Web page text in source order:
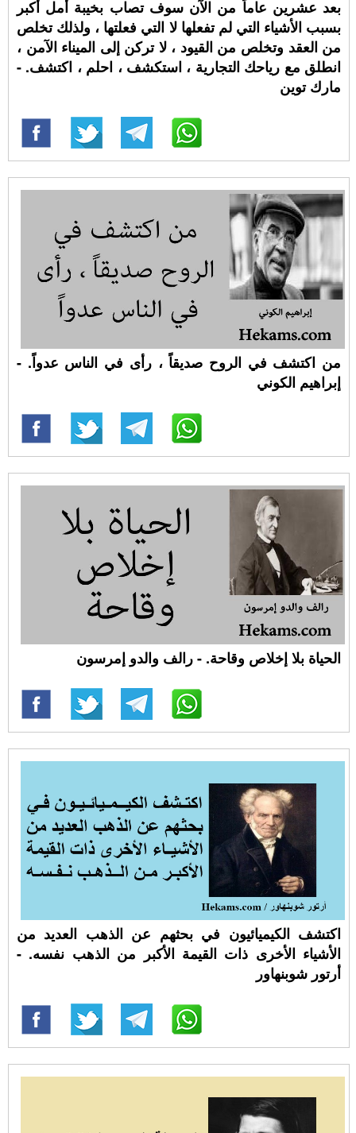
بعد عشرين عاماً من الآن سوف تصاب بخيبة أمل أكبر
بسبب الأشياء التي لم تفعلها لا التي فعلتها ، ولذلك تخلص
من العقد وتخلص من القيود ، لا تركن إلى الميناء الآمن ،
انطلق مع رياحك التجارية ، استكشف ، احلم ، اكتشف. -
مارك توين
من اكتشف في الروح صديقاً ، رأى في الناس عدواً. -
إبراهيم الكوني
الحياة بلا إخلاص وقاحة. - رالف والدو إمرسون
اكتشف الكيميائيون في بحثهم عن الذهب العديد من
الأشياء الأخرى ذات القيمة الأكبر من الذهب نفسه. -
أرتور شوبنهاور